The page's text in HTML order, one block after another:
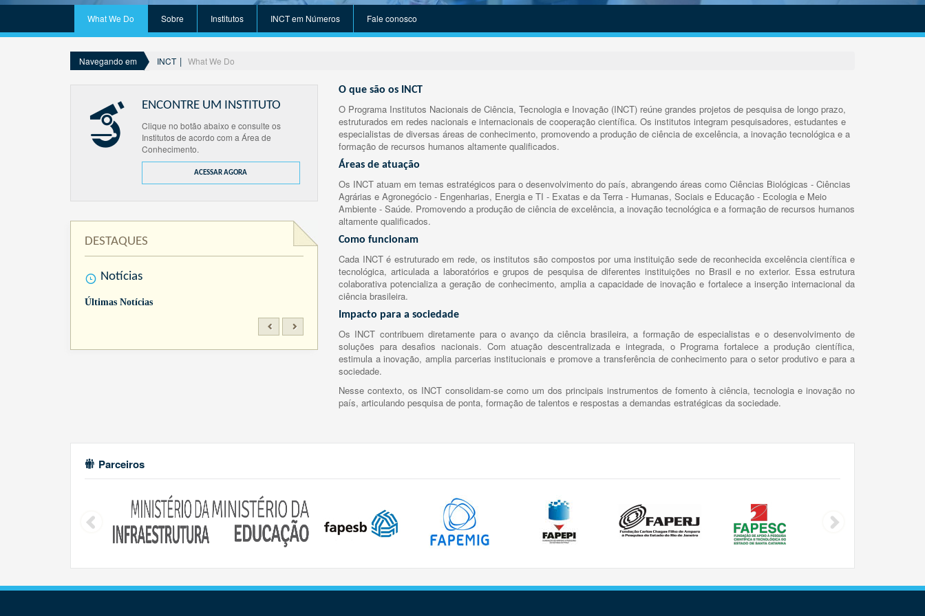
What We Do Sobre Institutos INCT em Números Fale conosco
Navegando em INCT What We Do
ENCONTRE UM INSTITUTO
Clique no botão abaixo e consulte os
Institutos de acordo com a Área de
Conhecimento.
ACESSAR AGORA
DESTAQUES
Notícias
Últimas Notícias
O que são os INCT
O Programa Institutos Nacionais de Ciência, Tecnologia e Inovação (INCT) reúne grandes projetos de pesquisa de longo prazo,
estruturados em redes nacionais e internacionais de cooperação científica. Os institutos integram pesquisadores, estudantes e
especialistas de diversas áreas de conhecimento, promovendo a produção de ciência de excelência, a inovação tecnológica e a
formação de recursos humanos altamente qualificados.
Áreas de atuação
Os INCT atuam em temas estratégicos para o desenvolvimento do país, abrangendo áreas como Ciências Biológicas - Ciências
Agrárias e Agronegócio - Engenharias, Energia e TI - Exatas e da Terra - Humanas, Sociais e Educação - Ecologia e Meio
Ambiente - Saúde. Promovendo a produção de ciência de excelência, a inovação tecnológica e a formação de recursos humanos
altamente qualificados.
Como funcionam
Cada INCT é estruturado em rede, os institutos são compostos por uma instituição sede de reconhecida excelência científica e
tecnológica, articulada a laboratórios e grupos de pesquisa de diferentes instituições no Brasil e no exterior. Essa estrutura
colaborativa potencializa a geração de conhecimento, amplia a capacidade de inovação e fortalece a inserção internacional da
ciência brasileira.
Impacto para a sociedade
Os INCT contribuem diretamente para o avanço da ciência brasileira, a formação de especialistas e o desenvolvimento de
soluções para desafios nacionais. Com atuação descentralizada e integrada, o Programa fortalece a produção científica,
estimula a inovação, amplia parcerias institucionais e promove a transferência de conhecimento para o setor produtivo e para a
sociedade.
Nesse contexto, os INCT consolidam-se como um dos principais instrumentos de fomento à ciência, tecnologia e inovação no
país, articulando pesquisa de ponta, formação de talentos e respostas a demandas estratégicas da sociedade.
Parceiros